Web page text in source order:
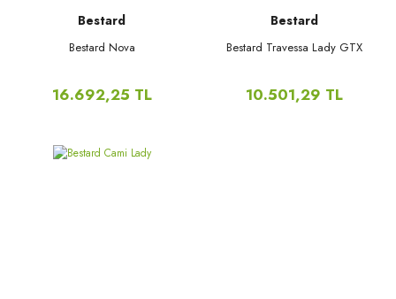
Bestard
Bestard Nova
16.692,25 TL
Bestard
Bestard Travessa Lady GTX
10.501,29 TL